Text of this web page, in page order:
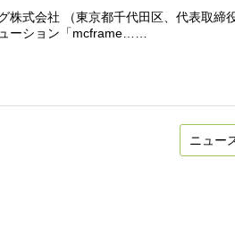
株式会社 （東京都千代田区、代表取
ーション「mcframe……
ニュー